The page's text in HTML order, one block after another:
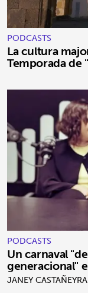
PODCASTS
La cultura
Temporada de
PODCASTS
Un carnaval
generacional"
JANEY CASTAÑEYRA